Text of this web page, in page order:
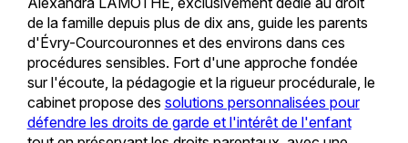
de la famille depuis plus de dix ans, guide les parents
d'Évry-Courcouronnes et des environs dans ces
procédures sensibles. Fort d'une approche fondée
sur l'écoute, la pédagogie et la rigueur procédurale, le
cabinet propose des solutions personnalisées pour
défendre les droits de garde et l'intérêt de l'enfant